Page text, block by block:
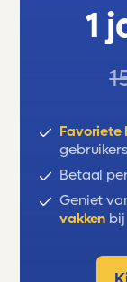
1
Favoriete
Betaal
Geniet
vakken bij